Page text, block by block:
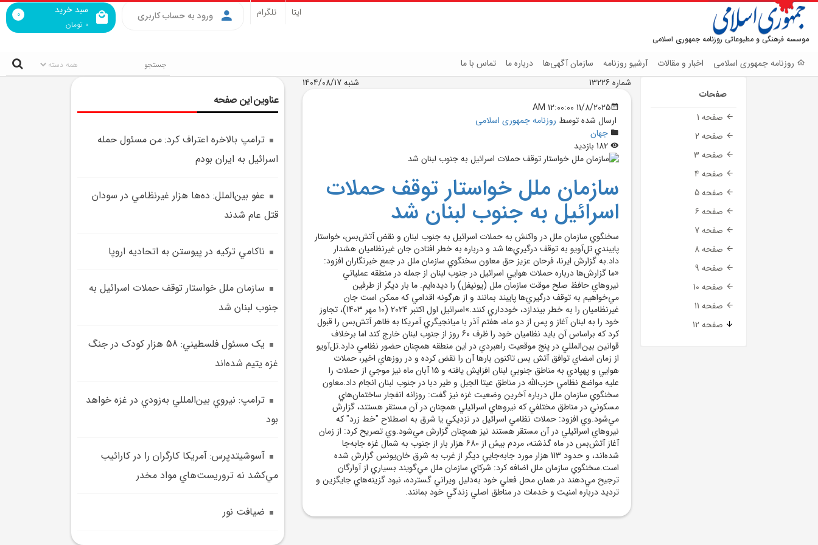
موسسه فرهنگی و مطبوعاتی روزنامه جمهوری اسلامی
سبد خرید
0 تومان
0 ورود به حساب کاربری ایتا تلگرام
روزنامه جمهوری اسلامی اخبار و مقالات آرشیو روزنامه سازمان آگهی‌ها درباره ما تماس با ما
صفحات
صفحه 1
صفحه 2
صفحه 3
صفحه 4
صفحه 5
صفحه 6
صفحه 7
صفحه 8
صفحه 9
صفحه 10
صفحه 11
صفحه 12
شماره 13226
شنبه 1404/08/17
11/8/2025 12:00:00 AM
ارسال شده توسط روزنامه جمهوری اسلامی
جهان
سازمان ملل خواستار توقف حملات
اسرائيل به جنوب لبنان شد
سخنگوي سازمان ملل در واکنش به حملات اسرائيل به جنوب لبنان و نقض آتش‌بس، خواستار
پايبندي تل‌آويو به توقف درگيري‌ها شد و درباره به خطر افتادن جان غيرنظاميان هشدار
داد.به گزارش ايرنا، فرحان عزيز حق معاون سخنگوي سازمان ملل در جمع خبرنگاران افزود:
«ما گزارش‌ها درباره حملات هوايي اسرائيل در جنوب لبنان از جمله در منطقه عملياتي
نيروهاي حافظ صلح موقت سازمان ملل (يونيفل) را ديده‌ايم. ما بار ديگر از طرفين
مي‌خواهيم به توقف درگيري‌ها پايبند بمانند و از هرگونه اقدامي که ممکن است جان
غيرنظاميان را به خطر بيندازد، خودداري کنند.»اسرائيل اول اکتبر 2024 (10 مهر 1403)، تجاوز
خود را به لبنان آغاز و پس از دو ماه، هفتم آذر با ميانجيگري آمريکا به ظاهر آتش‌بس را قبول
کرد که براساس آن بايد نظاميان خود را ظرف 60 روز از جنوب لبنان خارج کند اما برخلاف
قوانين بين‌المللي در پنج موقعيت راهبردي در اين منطقه همچنان حضور نظامي دارد.تل‌آويو
از زمان امضاي توافق آتش بس تاکنون بارها آن را نقض کرده و در روزهاي اخير، حملات
هوايي و پهپادي به مناطق جنوبي لبنان افزايش يافته و 15 آبان ماه نيز موجي از حملات را
عليه مواضع نظامي حزب‌الله در مناطق عيتا الجبل و طير دبا در جنوب لبنان انجام داد.معاون
سخنگوي سازمان ملل درباره آخرين وضعيت غزه نيز گفت: روزانه انفجار ساختمان‌هاي
مسکوني در مناطق مختلفي که نيروهاي اسرائيلي همچنان در آن مستقر هستند، گزارش
مي‌شود.وي افزود: حملات نظامي اسرائيل در نزديکي يا شرق به اصطلاح "خط زرد" که
نيروهاي اسرائيلي در آن مستقر هستند نيز همچنان گزارش مي‌شود.وي تصريح کرد: از زمان
آغاز آتش‌بس در ماه گذشته، مردم بيش از 680 هزار بار از جنوب به شمال غزه جابه‌جا
شده‌اند، و حدود 113 هزار مورد جابه‌جايي ديگر از غرب به شرق خان‌يونس گزارش شده
است.سخنگوي سازمان ملل اضافه کرد: شرکاي سازمان ملل مي‌گويند بسياري از آوارگان
ترجيح مي‌دهند در همان محل فعلي خود به‌دليل ويراني گسترده، نبود گزينه‌هاي جايگزين و
ترديد درباره امنيت و خدمات در مناطق اصلي زندگي‌ خود بمانند.
عناوین این صفحه
ترامپ بالاخره اعتراف کرد: من مسئول حمله
اسرائيل به ايران بودم
عفو بين‌الملل: ده‌ها هزار غيرنظامي در سودان
قتل عام شدند
ناکامي ترکيه در پيوستن به اتحاديه اروپا
سازمان ملل خواستار توقف حملات اسرائيل به
جنوب لبنان شد
يک مسئول فلسطيني: 58 هزار کودک در جنگ
غزه يتيم شده‌اند
ترامپ: نيروي بين‌المللي به‌زودي در غزه خواهد
بود
آسوشيتدپرس: آمريکا کارگران را در کارائيب
مي‌کشد نه تروريست‌هاي مواد مخدر
ضيافت نور